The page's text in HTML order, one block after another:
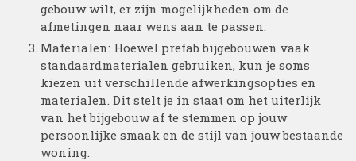
gebouw wilt, er zijn mogelijkheden om de
afmetingen naar wens aan te passen.
Materialen: Hoewel prefab bijgebouwen vaak
standaardmaterialen gebruiken, kun je soms
kiezen uit verschillende afwerkingsopties en
materialen. Dit stelt je in staat om het uiterlijk
van het bijgebouw af te stemmen op jouw
persoonlijke smaak en de stijl van jouw bestaande
woning.